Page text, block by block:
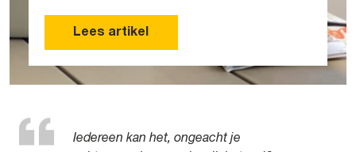
Lees artikel
Iedereen kan het, ongeacht je